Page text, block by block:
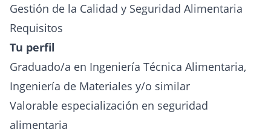
Gestión de la Calidad y Seguridad Alimentaria
Requisitos
Tu perfil
Graduado/a en Ingeniería Técnica Alimentaria,
Ingeniería de Materiales y/o similar
Valorable especialización en seguridad
alimentaria